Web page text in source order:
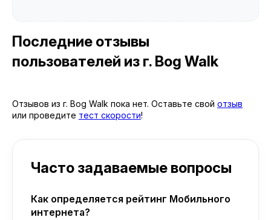
Последние отзывы
пользователей из г. Bog Walk
Отзывов из г. Bog Walk пока нет. Оставьте свой отзыв
или проведите тест скорости!
Часто задаваемые вопросы
Как определяется рейтинг Мобильного
интернета?